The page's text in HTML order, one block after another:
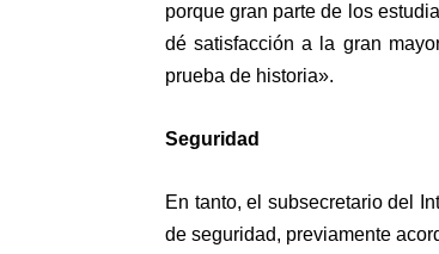
porque gran parte de los
dé satisfacción a la gran
prueba de historia».
Seguridad
En tanto, el subsecretario del
de seguridad, previamente